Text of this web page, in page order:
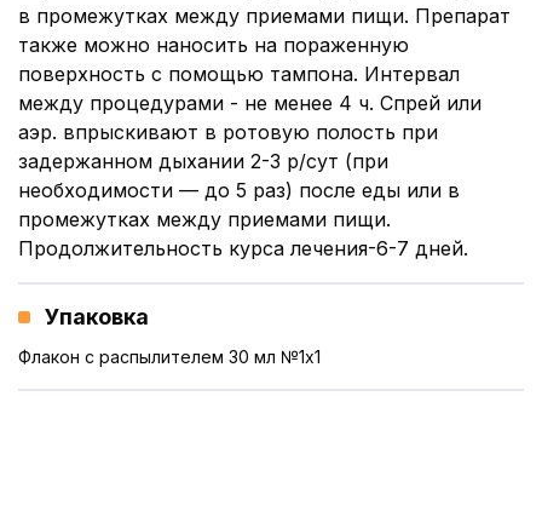
в промежутках между приемами пищи. Препарат
также можно наносить на пораженную
поверхность с помощью тампона. Интервал
между процедурами - не менее 4 ч. Спрей или
аэр. впрыскивают в ротовую полость при
задержанном дыхании 2-3 р/сут (при
необходимости — до 5 раз) после еды или в
промежутках между приемами пищи.
Продолжительность курса лечения-6-7 дней.
Упаковка
Флакон с распылителем 30 мл №1x1